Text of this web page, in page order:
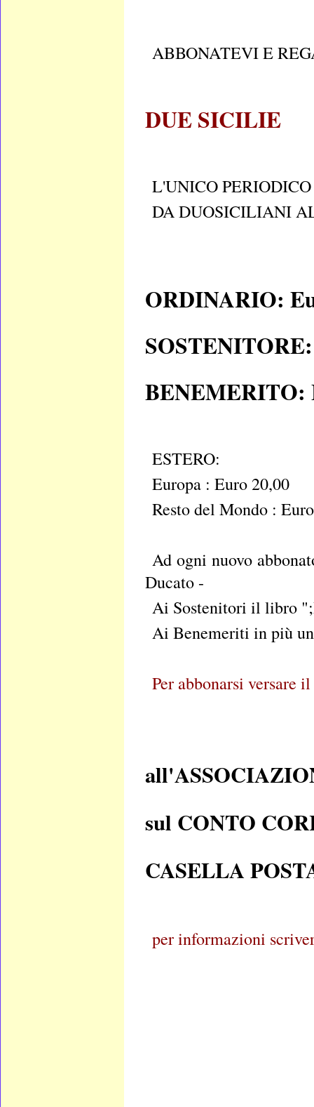
ABBONATEVI E
DUE SICILIE
L'UNICO
DA DUOSICILIANI
ORDINARIO:
BENEMERITO:
ESTERO:
Europa : Euro 20,00
Resto del Mondo :
Ad ogni nuovo
Ducato -
Ai Sostenitori il libro
Ai Benemeriti in più
Per abbonarsi versare
sul CONTO
CASELLA
per informazioni